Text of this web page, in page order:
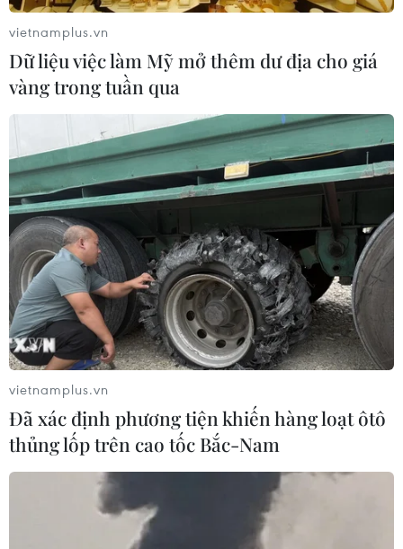
tượng xe vòng vo đón khách trước cửa bến xe./.
(Vietnam+)
#Nghỉ lễ 30/4 và 1/5
#giá vé xe khách
#Hàng không
TP. Hà Nội
Nghệ An
Thanh Hóa
Theo dõi VietnamPlus
vietnamplus.vn
Dữ liệu việc làm Mỹ mở thêm dư địa cho giá
vàng trong tuần qua
vietnamplus.vn
Đã xác định phương tiện khiến hàng loạt ôtô
thủng lốp trên cao tốc Bắc-Nam